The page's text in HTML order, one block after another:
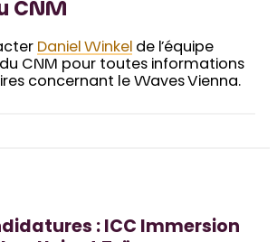
CNM
Daniel Winkel de l’équipe
CNM pour toutes informations
concernant le Waves Vienna.
: ICC Immersion